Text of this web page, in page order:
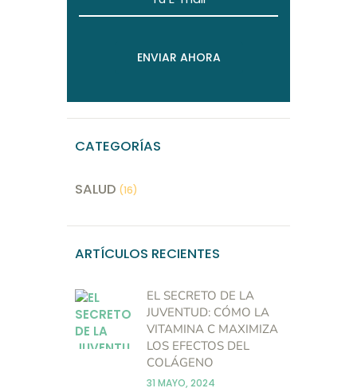
CATEGORÍAS
SALUD (16)
ARTÍCULOS RECIENTES
EL SECRETO DE LA
JUVENTUD: CÓMO LA
VITAMINA C MAXIMIZA
LOS EFECTOS DEL
COLÁGENO
31 MAYO, 2024